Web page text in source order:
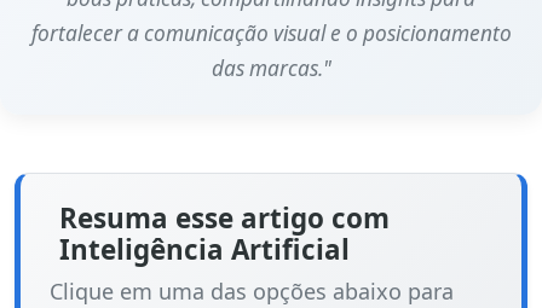
fortalecer a comunicação visual e o posicionamento
das marcas."
Resuma esse artigo com
Inteligência Artificial
Clique em uma das opções abaixo para